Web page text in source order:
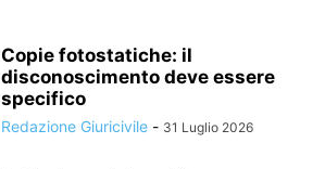
Copie fotostatiche: il
disconoscimento deve essere
specifico
Redazione Giuricivile - 31 Luglio 2026